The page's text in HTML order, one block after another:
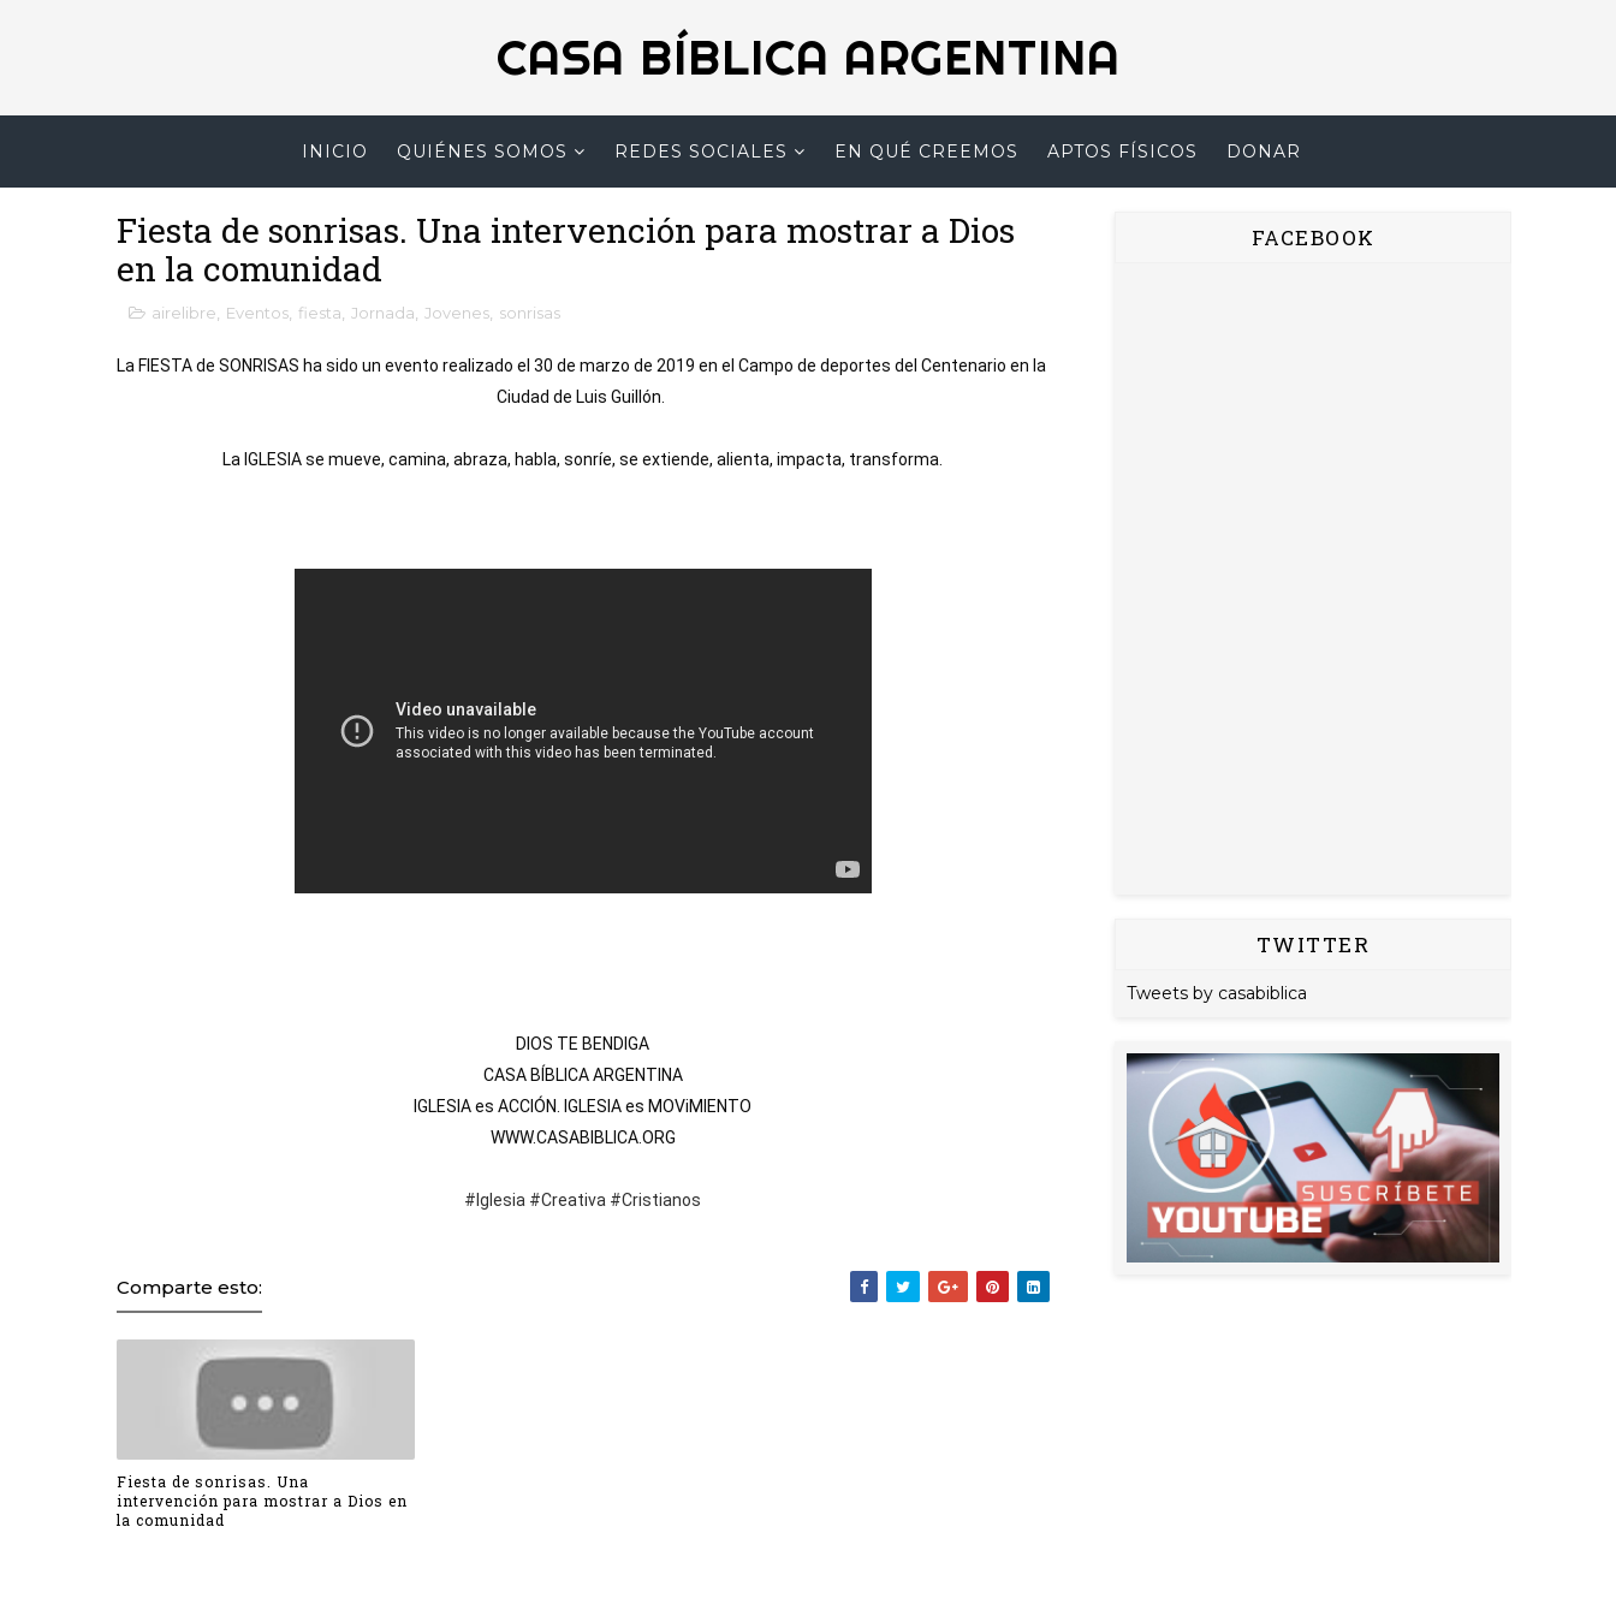
CASA BÍBLICA ARGENTINA
INICIO QUIÉNES SOMOS REDES SOCIALES EN QUÉ CREEMOS APTOS FÍSICOS DONAR
Fiesta de sonrisas. Una intervención para mostrar a Dios
en la comunidad
airelibre Eventos fiesta Jornada Jovenes sonrisas
La FIESTA de SONRISAS ha sido un evento realizado el 30 de marzo de 2019 en el Campo de deportes del Centenario en la
Ciudad de Luis Guillón.
DIOS TE BENDIGA
CASA BÍBLICA ARGENTINA
IGLESIA es ACCIÓN. IGLESIA es MOViMIENTO
WWW.CASABIBLICA.ORG
#Iglesia #Creativa #Cristianos
Comparte esto:
Fiesta de sonrisas. Una
intervención para mostrar a Dios en
la comunidad
FACEBOOK
TWITTER
Tweets by casabiblica